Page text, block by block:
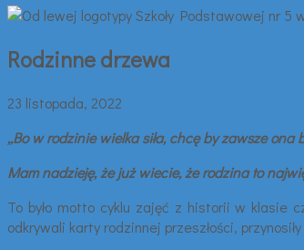
Rodzinne drzewa
23 listopada, 2022
,,Bo w rodzinie wielka siła, chcę by zawsze ona
Mam nadzieję, że już wiecie, że rodzina to
To było motto cyklu zajęć z historii w klasie
odkrywali karty rodzinnej przeszłości,